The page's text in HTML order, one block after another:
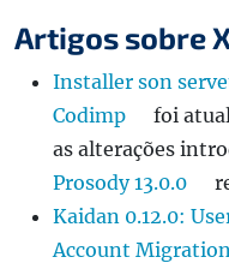
Artigos sobre
Installer son
Codimp
foi
as alterações
Prosody 13.0.0
Kaidan 0.12.0:
Account